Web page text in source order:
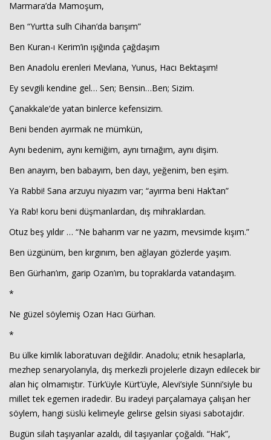
Marmara’da Mamoşum,
Ben “Yurtta sulh Cihan’da barışım”
Ben Kuran-ı Kerim’in ışığında çağdaşım
Ben Anadolu erenleri Mevlana, Yunus, Hacı Bektaşım!
Ey sevgili kendine gel… Sen; Bensin…Ben; Sizim.
Çanakkale’de yatan binlerce kefensizim.
Beni benden ayırmak ne mümkün,
Aynı bedenim, aynı kemiğim, aynı tırnağım, aynı dişim.
Ben anayım, ben babayım, ben dayı, yeğenim, ben eşim.
Ya Rabbi! Sana arzuyu niyazım var; “ayırma beni Hak’tan”
Ya Rab! koru beni düşmanlardan, dış mihraklardan.
Otuz beş yıldır … “Ne baharım var ne yazım, mevsimde kışım.”
Ben üzgünüm, ben kırgınım, ben ağlayan gözlerde yaşım.
Ben Gürhan’ım, garip Ozan’ım, bu topraklarda vatandaşım.
*
Ne güzel söylemiş Ozan Hacı Gürhan.
*
Bu ülke kimlik laboratuvarı değildir. Anadolu; etnik hesaplarla,
mezhep senaryolarıyla, dış merkezli projelerle dizayn edilecek bir
alan hiç olmamıştır. Türk’üyle Kürt’üyle, Alevi’siyle Sünni’siyle bu
millet tek egemen iradedir. Bu iradeyi parçalamaya çalışan her
söylem, hangi süslü kelimeyle gelirse gelsin siyasi sabotajdır.
Bugün silah taşıyanlar azaldı, dil taşıyanlar çoğaldı. “Hak”,